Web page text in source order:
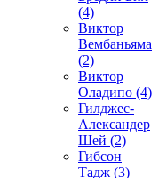
(4)
Виктор
Вембаньяма
(2)
Виктор
Оладипо (4)
Гилджес-
Александер
Шей (2)
Гибсон
Тадж (3)